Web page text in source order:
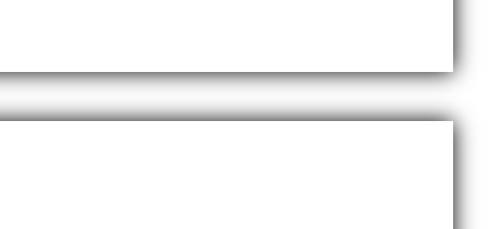
nedan. Stort tack till Bengt Bendéus som